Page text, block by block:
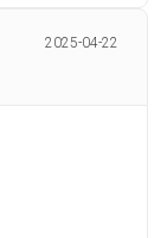
2025-04-22